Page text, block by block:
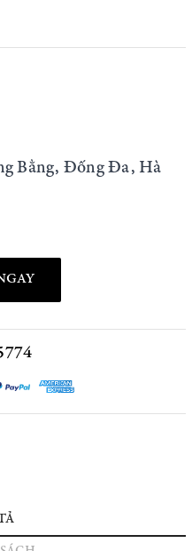
Bằng, Đống Đa, Hà